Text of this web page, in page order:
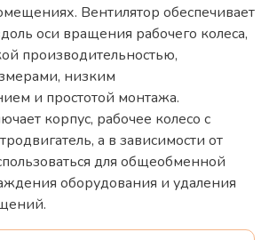
Вентилятор обеспечивает
оси вращения рабочего колеса,
производительностью,
низким
и простотой монтажа.
корпус, рабочее колесо с
а в зависимости от
для общеобменной
оборудования и удаления